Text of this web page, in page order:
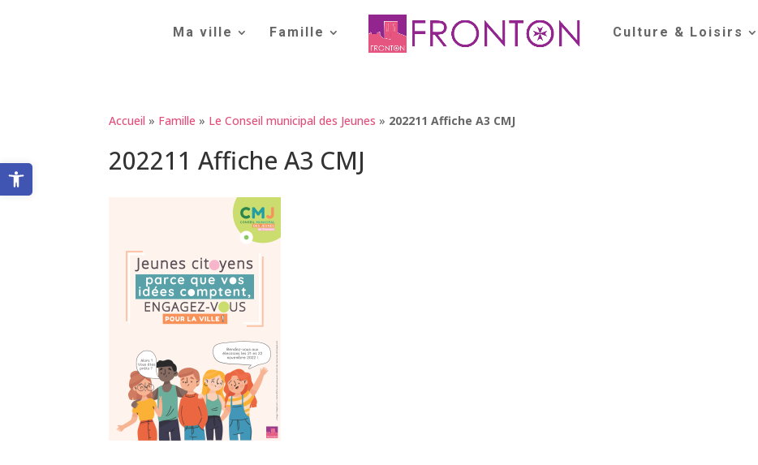
Ouvrir la barre d’outils
Ma ville Famille Culture & Loisirs
Accueil » Famille » Le Conseil municipal des Jeunes » 202211 Affiche A3 CMJ
202211 Affiche A3 CMJ